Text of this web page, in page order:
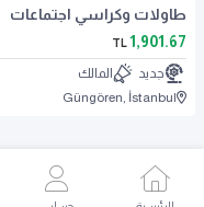
طاولات وكراسي اجتماعات
1,901.67
TL
جديد
المالك
Güngören, İstanbul